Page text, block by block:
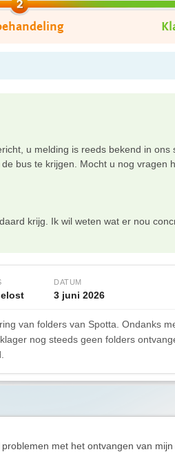
u melding is reeds bekend in
bus te krijgen. Mocht u nog vragen
krijg. Ik wil weten wat er nou
DATUM
3 juni 2026
van folders van Spotta. Ondanks
nog steeds geen folders
met het ontvangen van